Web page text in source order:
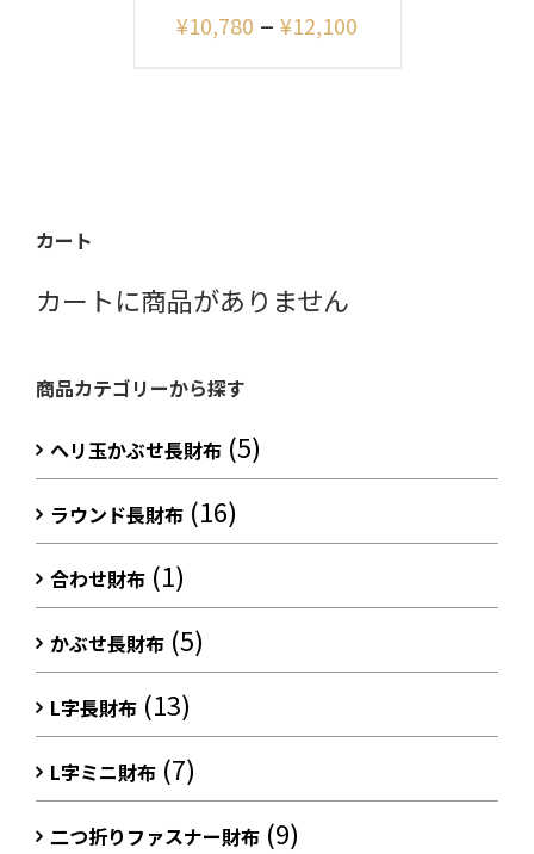
¥10,780 – ¥12,100
カート
カートに商品がありません
商品カテゴリーから探す
ヘリ玉かぶせ長財布 (5)
ラウンド長財布 (16)
合わせ財布 (1)
かぶせ長財布 (5)
L字長財布 (13)
L字ミニ財布 (7)
二つ折りファスナー財布 (9)